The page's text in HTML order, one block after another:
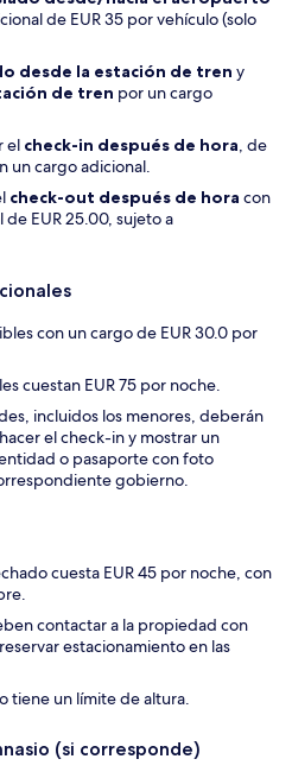
de EUR 35 por vehículo (solo
desde la estación de tren y
de tren por un cargo
el check-in después de hora, de
un cargo adicional.
check-out después de hora con
EUR 25.00, sujeto a
con un cargo de EUR 30.0 por
cuestan EUR 75 por noche.
incluidos los menores, deberán
el check-in y mostrar un
o pasaporte con foto
gobierno.
cuesta EUR 45 por noche, con
contactar a la propiedad con
estacionamiento en las
tiene un límite de altura.
(si corresponde)